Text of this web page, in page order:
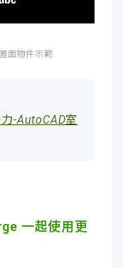
面物件示範
-AutoCAD室
一起使用更